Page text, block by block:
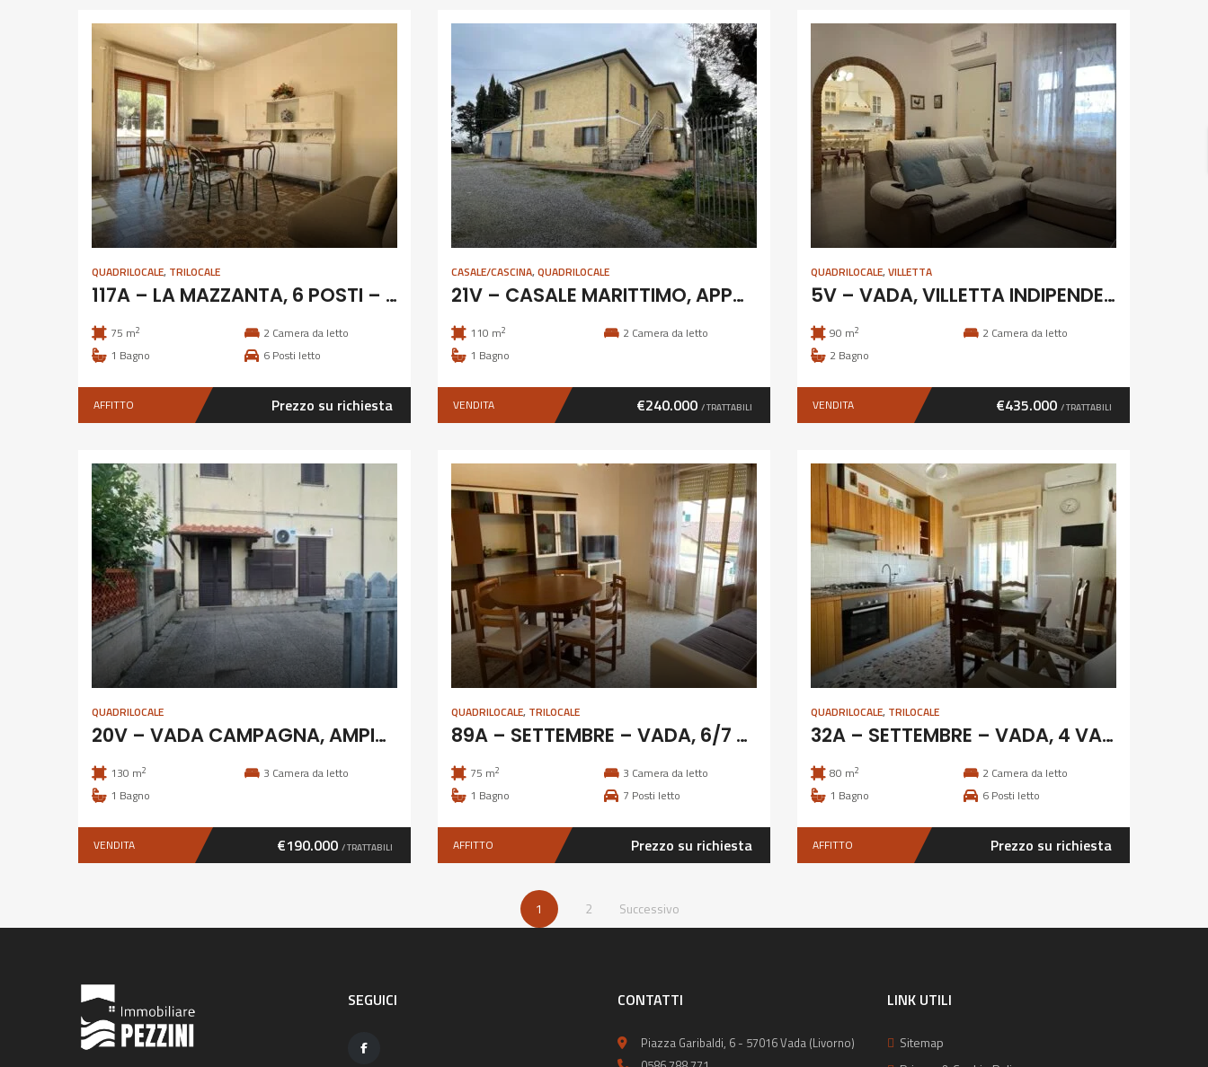
QUADRILOCALE, TRILOCALE
117A – LA MAZZANTA, 6 POSTI – LUGLIO E SETTEMBRE
75 m2 2 Camera da letto
1 Bagno 6 Posti letto
AFFITTO Prezzo su richiesta
CASALE/CASCINA,QUADRILOCALE
21V – CASALE MARITTIMO, APPARTAMENTO IN BIFAMILIARE
110 m2 2 Camera da letto
1 Bagno
VENDITA €240.000 / TRATTABILI
QUADRILOCALE,VILLETTA
5V – VADA, VILLETTA INDIPENDENTE
90 m2 2 Camera da letto
2 Bagno
VENDITA €435.000 / TRATTABILI
QUADRILOCALE
20V – VADA CAMPAGNA, AMPIO 4 VANI
130 m2 3 Camera da letto
1 Bagno
VENDITA €190.000 / TRATTABILI
QUADRILOCALE, TRILOCALE
89A – SETTEMBRE – VADA, 6/7 posti letto
75 m2 3 Camera da letto
1 Bagno 7 Posti letto
AFFITTO Prezzo su richiesta
QUADRILOCALE, TRILOCALE
32A – SETTEMBRE – VADA, 4 VANI CLIMATIZZATO
80 m2 2 Camera da letto
1 Bagno 6 Posti letto
AFFITTO Prezzo su richiesta
1 2 Successivo
SEGUICI CONTATTI
Piazza Garibaldi, 6 - 57016 Vada (Livorno)
LINK UTILI
Sitemap